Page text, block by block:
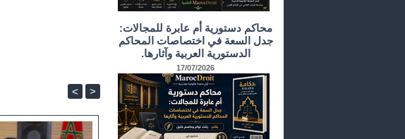
< >
محاكم دستورية أم عابرة للمجالات:
جدل السعة في اختصاصات المحاكم
الدستورية العربية وآثارها.
17/07/2026